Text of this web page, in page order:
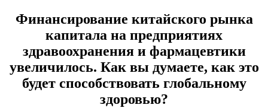
Финансирование китайского рынка
капитала на предприятиях
здравоохранения и фармацевтики
увеличилось. Как вы думаете, как это
будет способствовать глобальному
здоровью?